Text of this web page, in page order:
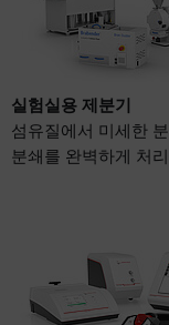
실험실용 제분기
섬유질에서 미세한
분쇄를 완벽하게 처리